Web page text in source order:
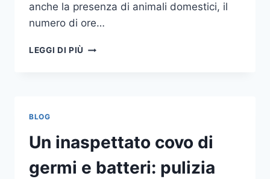
anche la presenza di animali domestici, il
numero di ore…
LEGGI DI PIÙ COME
BLOG
Un inaspettato covo di
germi e batteri: pulizia